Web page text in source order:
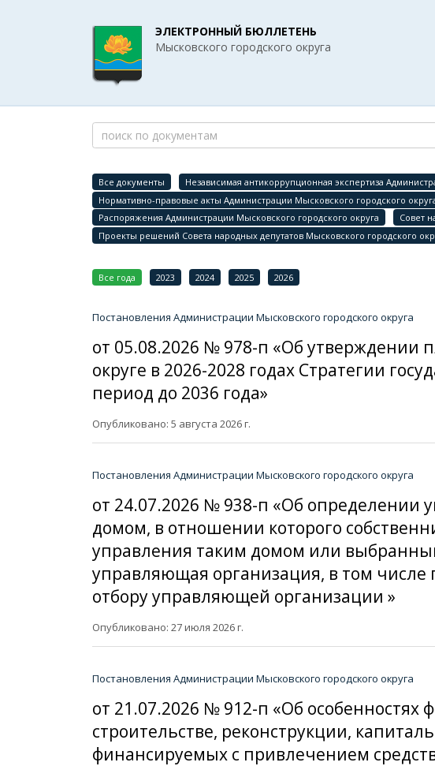
ЭЛЕКТРОННЫЙ БЮЛЛЕТЕНЬ
Мысковского городского округа
Все документы
Независимая антикоррупционная экспертиза
Нормативно-правовые акты Администрации Мысковского городского
Распоряжения Администрации Мысковского городского округа
Совет
Проекты решений Совета народных депутатов Мысковского городского
Все года 2023 2024 2025 2026
Постановления Администрации Мысковского городского округа
от 05.08.2026 № 978-п «Об утверждении
округе в 2026-2028 годах Стратегии
период до 2036 года»
Опубликовано: 5 августа 2026 г.
Постановления Администрации Мысковского городского округа
от 24.07.2026 № 938-п «Об
домом, в отношении которого
управления таким домом или
управляющая организация, в том числе
отбору управляющей организации »
Опубликовано: 27 июля 2026 г.
Постановления Администрации Мысковского городского округа
от 21.07.2026 № 912-п «Об
строительстве, реконструкции,
финансируемых с привлечением